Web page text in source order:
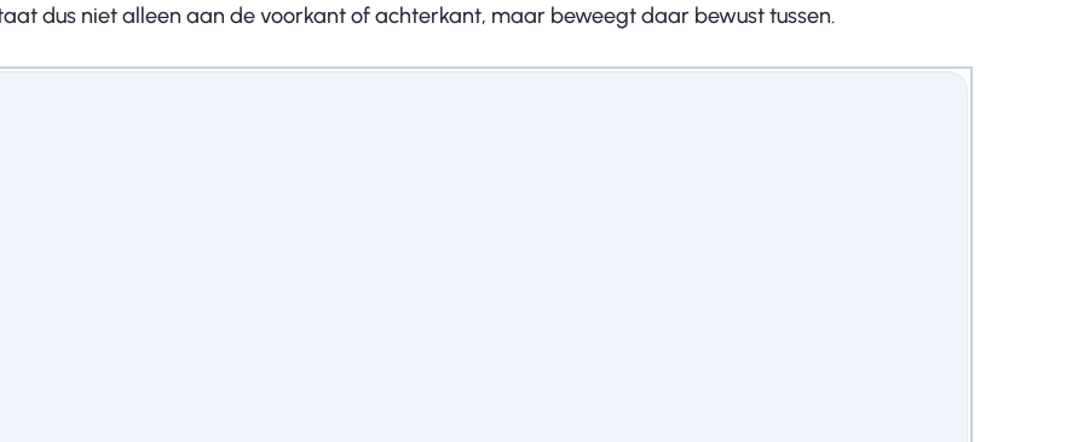
dus niet alleen aan de voorkant of achterkant, maar beweegt daar bewust tussen.